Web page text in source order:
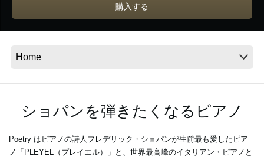
Social Media
購入する
ショパンを弾きたくなるピアノ
Poetry はピアノの詩人フレデリック・ショパンが生前最も愛したピア
ノ「PLEYEL（プレイエル）」と、世界最高峰のイタリアン・ピアノと